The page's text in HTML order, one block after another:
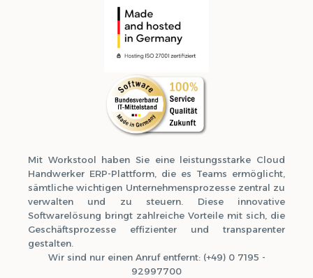
Mit Workstool haben Sie eine leistungsstarke Cloud
Handwerker ERP-Plattform, die es Teams ermöglicht,
sämtliche wichtigen Unternehmensprozesse zentral zu
verwalten und zu steuern. Diese innovative
Softwarelösung bringt zahlreiche Vorteile mit sich, die
Geschäftsprozesse effizienter und transparenter
gestalten.
Wir sind nur einen Anruf entfernt: (+49) 0 7195 -
92997700